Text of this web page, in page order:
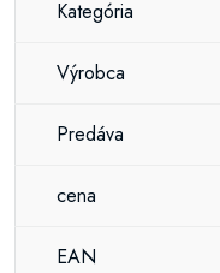
Kategória
Výrobca
Predáva
cena
EAN